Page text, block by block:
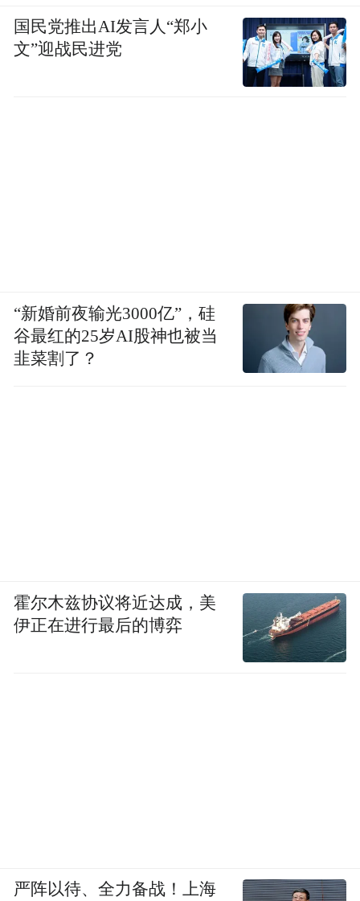
国民党推出AI发言人“郑小
文”迎战民进党
“新婚前夜输光3000亿”，硅
谷最红的25岁AI股神也被当
韭菜割了？
霍尔木兹协议将近达成，美
伊正在进行最后的博弈
严阵以待、全力备战！上海